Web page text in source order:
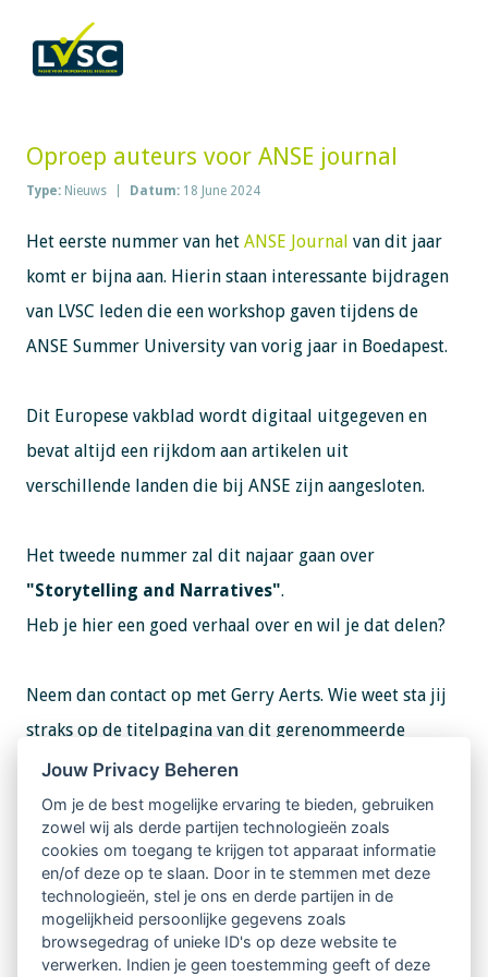
Oproep auteurs voor ANSE journal
Type: Nieuws Datum: 18 June 2024
Het eerste nummer van het ANSE Journal van dit jaar
komt er bijna aan. Hierin staan interessante bijdragen
van LVSC leden die een workshop gaven tijdens de
ANSE Summer University van vorig jaar in Boedapest.
Dit Europese vakblad wordt digitaal uitgegeven en
bevat altijd een rijkdom aan artikelen uit
verschillende landen die bij ANSE zijn aangesloten.
Het tweede nummer zal dit najaar gaan over
"Storytelling and Narratives".
Heb je hier een goed verhaal over en wil je dat delen?
Neem dan contact op met Gerry Aerts. Wie weet sta jij
straks op de titelpagina van dit gerenommeerde
vakblad.
Gerry Aerts, info@geosupervisie.nl
Jouw Privacy Beheren
Om je de best mogelijke ervaring te bieden, gebruiken
zowel wij als derde partijen technologieën zoals
cookies om toegang te krijgen tot apparaat informatie
en/of deze op te slaan. Door in te stemmen met deze
technologieën, stel je ons en derde partijen in de
mogelijkheid persoonlijke gegevens zoals
browsegedrag of unieke ID's op deze website te
verwerken. Indien je geen toestemming geeft of deze